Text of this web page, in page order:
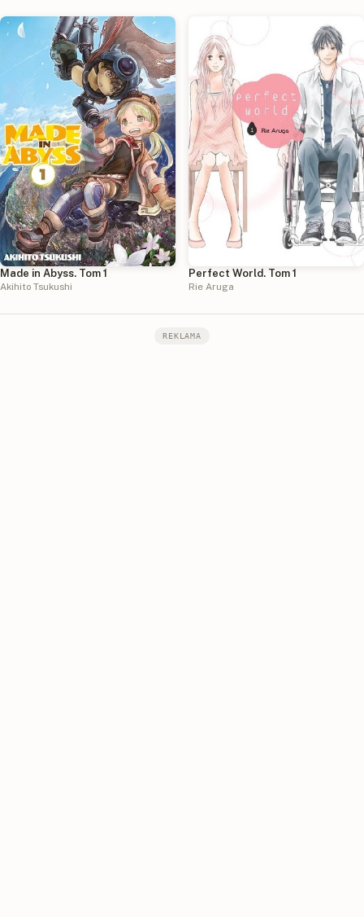
Made in Abyss. Tom 1
Akihito Tsukushi
Perfect World. Tom 1
Rie Aruga
REKLAMA